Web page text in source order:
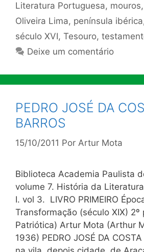
Literatura Portuguesa, mouros,
Oliveira Lima, península ibérica
século XVI, Tesouro,
Deixe um comentário
PEDRO JOSÉ DA
BARROS
15/10/2011 Por Artur Mota
Biblioteca Academia Paulista
volume 7. História da
I. vol 3. LIVRO PRIMEIRO
Transformação (século XIX) 2º
Patriótica) Artur Mota (Arthur
1936) PEDRO JOSÉ DA